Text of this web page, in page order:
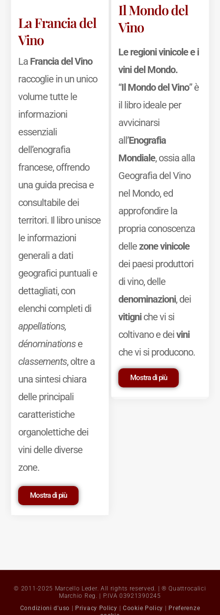
La Francia del
Vino
La Francia del Vino
raccoglie in un unico
volume tutte le
informazioni
essenziali
dell’enografia
francese, offrendo
una guida precisa e
consultabile dei
territori. Il libro unisce
le informazioni
generali a dati
geografici puntuali e
dettagliati, con
elenchi completi di
appellations,
dénominationse
classements, oltre a
una sintesi chiara
delle principali
caratteristiche
organolettiche dei
vini delle diverse
zone.
Mostra di più
Il Mondo del
Vino
Le regioni vinicole e i
vini del Mondo.
“Il Mondo del Vino” è
il libro ideale per
avvicinarsi
all’Enografia
Mondiale, ossia alla
Geografia del Vino
nel Mondo, ed
approfondire la
propria conoscenza
dellezone vinicole
dei paesi produttori
di vino, delle
denominazioni, dei
vitigniche vi si
coltivano e deivini
che vi si producono.
Mostra di più
© 2011-2025 Marcello Leder. All rights reserved. | ® Quattrocalici
Marchio Reg. | P.IVA 03921390245
Condizioni d'uso
Privacy Policy Cookie Policy
Preferenze